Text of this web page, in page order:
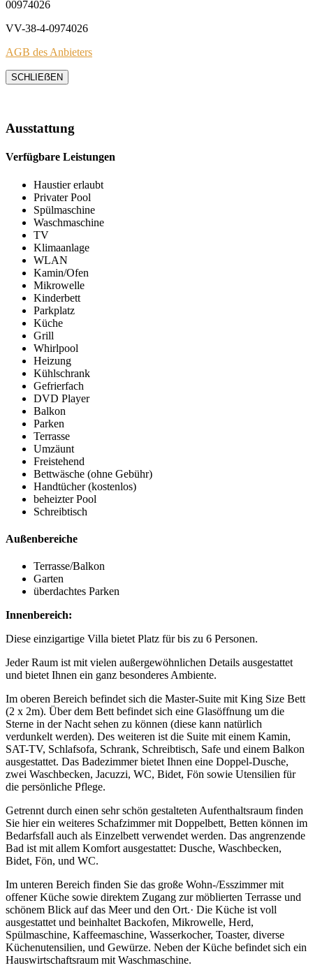
00974026
VV-38-4-0974026
AGB des Anbieters
SCHLIEẞEN
Ausstattung
Verfügbare Leistungen
Haustier erlaubt
Privater Pool
Spülmaschine
Waschmaschine
TV
Klimaanlage
WLAN
Kamin/Ofen
Mikrowelle
Kinderbett
Parkplatz
Küche
Grill
Whirlpool
Heizung
Kühlschrank
Gefrierfach
DVD Player
Balkon
Parken
Terrasse
Umzäunt
Freistehend
Bettwäsche (ohne Gebühr)
Handtücher (kostenlos)
beheizter Pool
Schreibtisch
Außenbereiche
Terrasse/Balkon
Garten
überdachtes Parken
Innenbereich:
Diese einzigartige Villa bietet Platz für bis zu 6 Personen.
Jeder Raum ist mit vielen außergewöhnlichen Details ausgestattet
und bietet Ihnen ein ganz besonderes Ambiente.
Im oberen Bereich befindet sich die Master-Suite mit King Size Bett
(2 x 2m). Über dem Bett befindet sich eine Glasöffnung um die
Sterne in der Nacht sehen zu können (diese kann natürlich
verdunkelt werden). Des weiteren ist die Suite mit einem Kamin,
SAT-TV, Schlafsofa, Schrank, Schreibtisch, Safe und einem Balkon
ausgestattet. Das Badezimmer bietet Ihnen eine Doppel-Dusche,
zwei Waschbecken, Jacuzzi, WC, Bidet, Fön sowie Utensilien für
die persönliche Pflege.
Getrennt durch einen sehr schön gestalteten Aufenthaltsraum finden
Sie hier ein weiteres Schafzimmer mit Doppelbett, Betten können im
Bedarfsfall auch als Einzelbett verwendet werden. Das angrenzende
Bad ist mit allem Komfort ausgestattet: Dusche, Waschbecken,
Bidet, Fön, und WC.
Im unteren Bereich finden Sie das große Wohn-/Esszimmer mit
offener Küche sowie direktem Zugang zur möblierten Terrasse und
schönem Blick auf das Meer und den Ort.· Die Küche ist voll
ausgestattet und beinhaltet Backofen, Mikrowelle, Herd,
Spülmaschine, Kaffeemaschine, Wasserkocher, Toaster, diverse
Küchenutensilien, und Gewürze. Neben der Küche befindet sich ein
Hauswirtschaftsraum mit Waschmaschine.